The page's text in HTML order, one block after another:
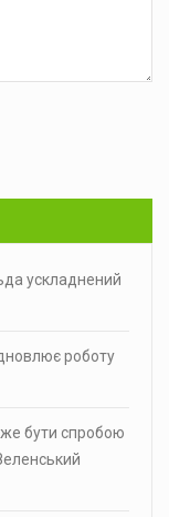
ускладнений
роботу
бути спробою